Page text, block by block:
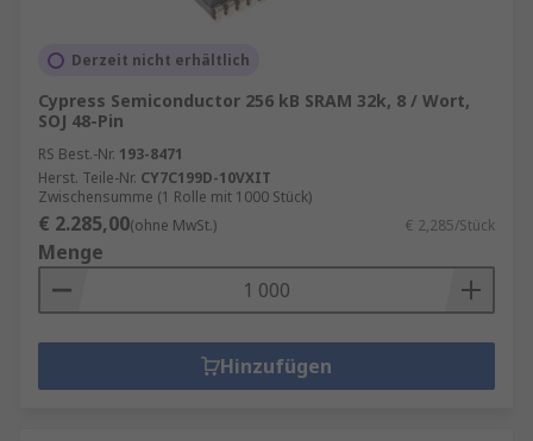
Derzeit nicht erhältlich
Cypress Semiconductor 256 kB SRAM 32k, 8 / Wort,
SOJ 48-Pin
RS Best.-Nr. 193-8471
Herst. Teile-Nr. CY7C199D-10VXIT
Zwischensumme (1 Rolle mit 1000 Stück)
€ 2.285,00(ohne MwSt.) € 2,285/Stück
Menge
Hinzufügen